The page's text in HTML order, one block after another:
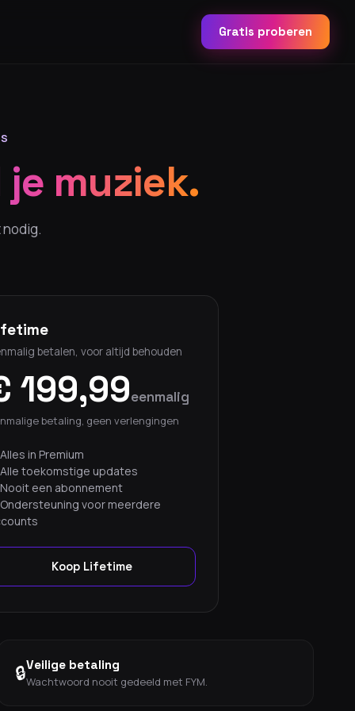
Gratis proberen
muziek.
betalen, voor altijd behouden
199,99eenmalig
betaling, geen verlengingen
Alles in Premium
Alle toekomstige updates
Nooit een abonnement
Ondersteuning voor meerdere
Koop Lifetime
🔒Veilige betaling
Wachtwoord nooit gedeeld met FYM.